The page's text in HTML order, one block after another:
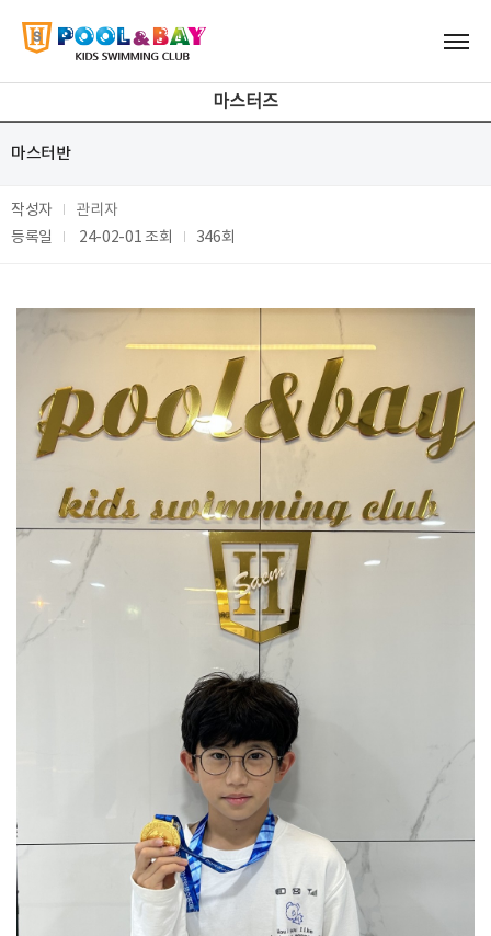
마스터즈
마스터반
작성자
관리자
등록일
24-02-01조회 346회